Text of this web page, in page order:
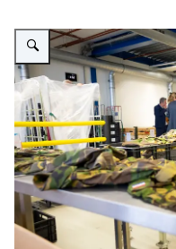
Vergroot afbeelding Militaire